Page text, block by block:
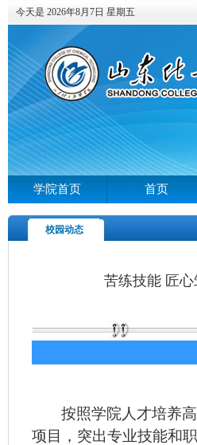
今天是 2026年8月7日 星期五
学院首页 首页
校园动态
苦练技能 匠
按照学院人才培养
项目，突出专业技能和